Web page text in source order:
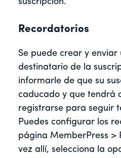
Recordatorios
Se puede crear y
destinatario de la
informarle de que su
caducado y que tendrá
registrarse para seguir
Puedes configurar los
página MemberPress >
vez allí, selecciona la